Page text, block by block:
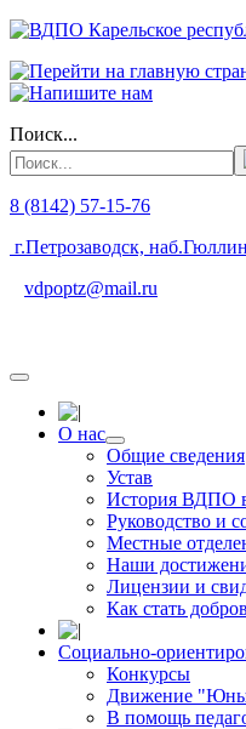
Поиск...
8 (8142) 57-15-76
г.Петрозаводск,
vdpoptz@mail.ru
О нас
Общие сведения
Устав
История ВДПО
Руководство и
Местные
Наши
Лицензии и
Как стать
Социально-
Конкурсы
Движение
В помощь